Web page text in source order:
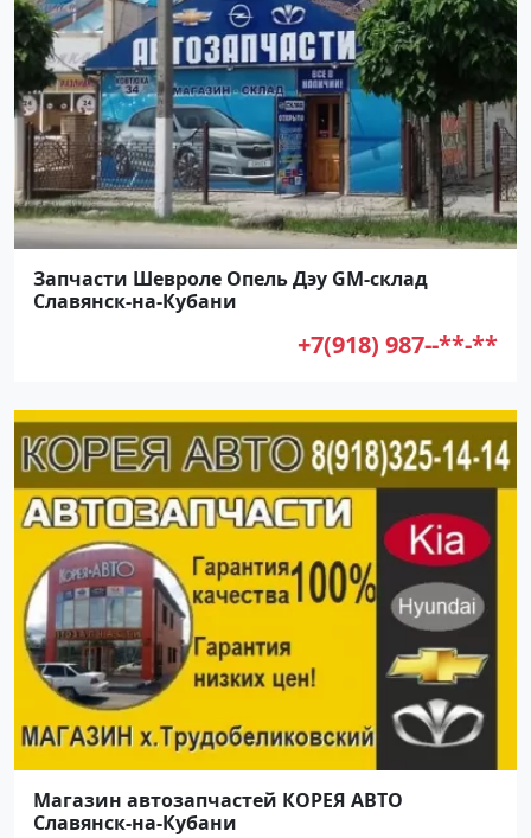
Запчасти Шевроле Опель Дэу GM-склад
Славянск-на-Кубани
+7(918) 987--**-**
Магазин автозапчастей КОРЕЯ АВТО
Славянск-на-Кубани